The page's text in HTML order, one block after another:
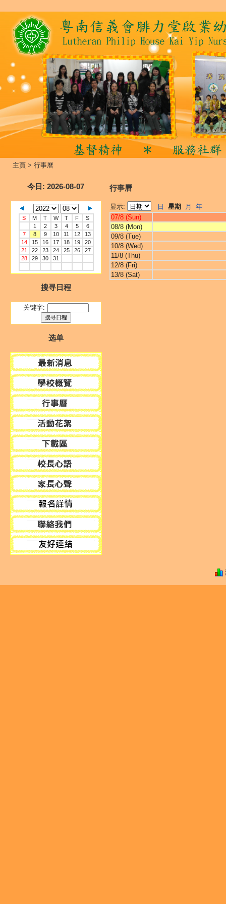
主頁 > 行事曆
今日 : 2026-08-07
S M T W T F
S
1
2 3 4 5
6
7
8 9 10 11 12
13
14
15 16 17 18 19
20
21
22 23 24 25 26
27
28
29 30 31
搜寻日程
关键字:
选单
行事曆
显示: 日 星期 月
年
07/8 (Sun)
08/8 (Mon)
09/8 (Tue)
10/8 (Wed)
11/8 (Thu)
12/8 (Fri)
13/8 (Sat)